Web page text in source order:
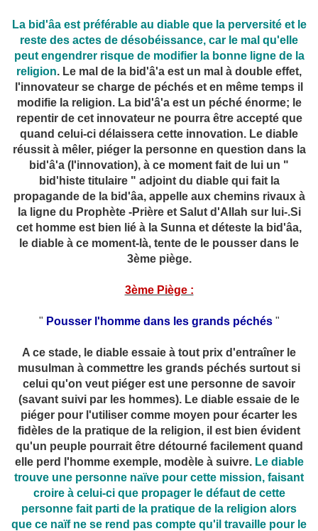
La bid'âa est préférable au diable que la perversité et le
reste des actes de désobéissance, car le mal qu'elle
peut engendrer risque de modifier la bonne ligne de la
religion. Le mal de la bid'â'a est un mal à double effet,
l'innovateur se charge de péchés et en même temps il
modifie la religion. La bid'â'a est un péché énorme; le
repentir de cet innovateur ne pourra être accepté que
quand celui-ci délaissera cette innovation. Le diable
réussit à mêler, piéger la personne en question dans la
bid'â'a (l'innovation), à ce moment fait de lui un "
bid'histe titulaire " adjoint du diable qui fait la
propagande de la bid'âa, appelle aux chemins rivaux à
la ligne du Prophète -Prière et Salut d'Allah sur lui-.Si
cet homme est bien lié à la Sunna et déteste la bid'âa,
le diable à ce moment-là, tente de le pousser dans le
3ème piège.
3ème Piège :
" Pousser l'homme dans les grands péchés"
A ce stade, le diable essaie à tout prix d'entraîner le
musulman à commettre les grands péchés surtout si
celui qu'on veut piéger est une personne de savoir
(savant suivi par les hommes). Le diable essaie de le
piéger pour l'utiliser comme moyen pour écarter les
fidèles de la pratique de la religion, il est bien évident
qu'un peuple pourrait être détourné facilement quand
elle perd l'homme exemple, modèle à suivre. Le diable
trouve une personne naïve pour cette mission, faisant
croire à celui-ci que propager le défaut de cette
personne fait parti de la pratique de la religion alors
que ce naïf ne se rend pas compte qu'il travaille pour le